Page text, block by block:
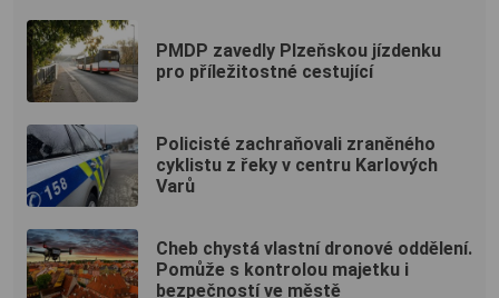
PMDP zavedly Plzeňskou jízdenku
pro příležitostné cestující
Policisté zachraňovali zraněného
cyklistu z řeky v centru Karlových
Varů
Cheb chystá vlastní dronové oddělení.
Pomůže s kontrolou majetku i
bezpečností ve městě